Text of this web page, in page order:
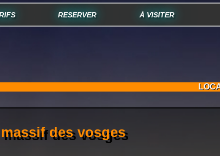
RESERVER À VISITER
LOCATION
des vosges